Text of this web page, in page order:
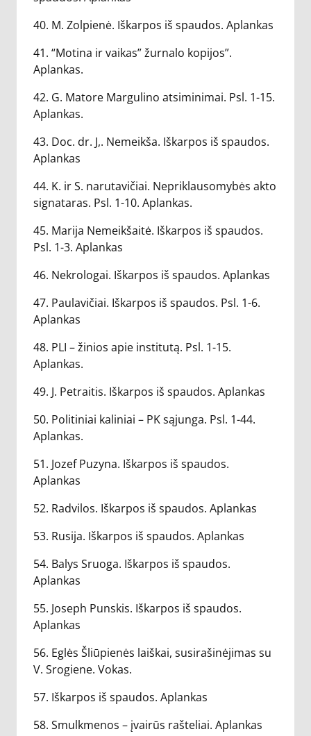
40. M. Zolpienė. Iškarpos iš spaudos. Aplankas
41. “Motina ir vaikas” žurnalo kopijos”.
Aplankas.
42. G. Matore Margulino atsiminimai. Psl. 1-15.
Aplankas.
43. Doc. dr. J,. Nemeikša. Iškarpos iš spaudos.
Aplankas
44. K. ir S. narutavičiai. Nepriklausomybės akto
signataras. Psl. 1-10. Aplankas.
45. Marija Nemeikšaitė. Iškarpos iš spaudos.
Psl. 1-3. Aplankas
46. Nekrologai. Iškarpos iš spaudos. Aplankas
47. Paulavičiai. Iškarpos iš spaudos. Psl. 1-6.
Aplankas
48. PLI – žinios apie institutą. Psl. 1-15.
Aplankas.
49. J. Petraitis. Iškarpos iš spaudos. Aplankas
50. Politiniai kaliniai – PK sąjunga. Psl. 1-44.
Aplankas.
51. Jozef Puzyna. Iškarpos iš spaudos.
Aplankas
52. Radvilos. Iškarpos iš spaudos. Aplankas
53. Rusija. Iškarpos iš spaudos. Aplankas
54. Balys Sruoga. Iškarpos iš spaudos.
Aplankas
55. Joseph Punskis. Iškarpos iš spaudos.
Aplankas
56. Eglės Šliūpienės laiškai, susirašinėjimas su
V. Srogiene. Vokas.
57. Iškarpos iš spaudos. Aplankas
58. Smulkmenos – įvairūs rašteliai. Aplankas